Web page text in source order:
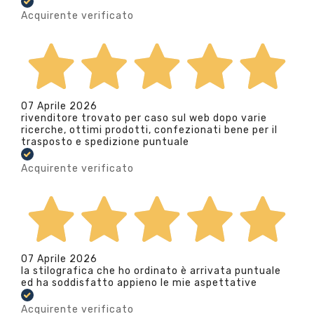
Acquirente verificato
07 Aprile 2026
rivenditore trovato per caso sul web dopo varie
ricerche, ottimi prodotti, confezionati bene per il
trasposto e spedizione puntuale
Acquirente verificato
07 Aprile 2026
la stilografica che ho ordinato è arrivata puntuale
ed ha soddisfatto appieno le mie aspettative
Acquirente verificato